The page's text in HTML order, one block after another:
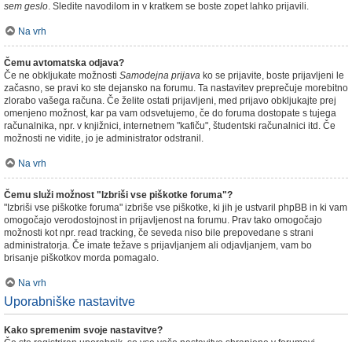
sem geslo. Sledite navodilom in v kratkem se boste zopet lahko prijavili.
Na vrh
Čemu avtomatska odjava?
Če ne obkljukate možnosti Samodejna prijava ko se prijavite, boste prijavljeni le
začasno, se pravi ko ste dejansko na forumu. Ta nastavitev preprečuje morebitno
zlorabo vašega računa. Če želite ostati prijavljeni, med prijavo obkljukajte prej
omenjeno možnost, kar pa vam odsvetujemo, če do foruma dostopate s tujega
računalnika, npr. v knjižnici, internetnem "kafiču", študentski računalnici itd. Če
možnosti ne vidite, jo je administrator odstranil.
Na vrh
Čemu služi možnost "Izbriši vse piškotke foruma"?
"Izbriši vse piškotke foruma" izbriše vse piškotke, ki jih je ustvaril phpBB in ki vam
omogočajo verodostojnost in prijavljenost na forumu. Prav tako omogočajo
možnosti kot npr. read tracking, če seveda niso bile prepovedane s strani
administratorja. Če imate težave s prijavljanjem ali odjavljanjem, vam bo
brisanje piškotkov morda pomagalo.
Na vrh
Uporabniške nastavitve
Kako spremenim svoje nastavitve?